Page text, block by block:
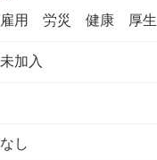
雇用 労災 健康 厚生
未加入
なし